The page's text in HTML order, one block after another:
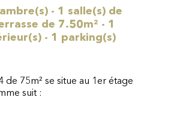
· 1 salle(s) de
de 7.50m² · 1
· 1 parking(s)
de 75m² se situe au 1er étage
suit :